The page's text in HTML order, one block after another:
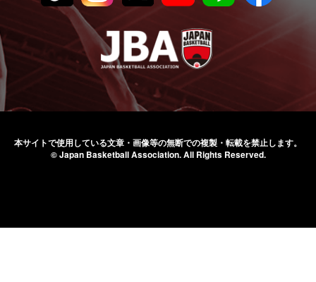
本サイトで使用している文章・画像等の無断での複製・転載を禁止します。
© Japan Basketball Association.All Rights Reserved.